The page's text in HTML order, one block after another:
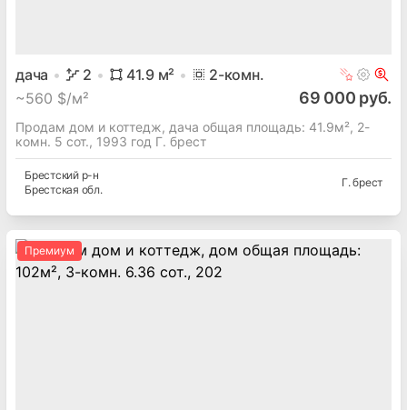
дача 2 41.9м² 2-комн.
~560 $/м² 69 000 руб.
Продам дом и коттедж, дача общая площадь: 41.9м², 2-
комн. 5 сот., 1993 год Г. брест
Брестский р-н
Брестская обл.
Г. брест
Премиум